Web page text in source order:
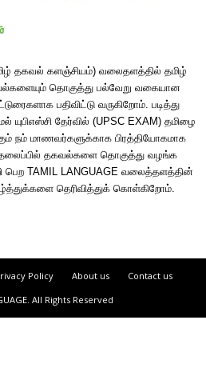
தகவல் களஞ்சியம்) வலைதளத்தில் தமிழ்
தொகுத்து பல்வேறு வகையான
பதிவிட்டு வருகிறோம். படித்து
யுபிஎஸ்சி தேர்வில் (UPSC EXAM) தமிழை
நம் மாணவர்களுக்காக பிரத்தியோகமாக
தலைப்பில் தகவல்களை தொகுத்து வழங்க
பெற TAMIL LANGUAGE வலைத்தளத்தின்
தெரிவித்துக் கொள்கிறோம்.
Policy About us
Contact us
All Rights Reserved